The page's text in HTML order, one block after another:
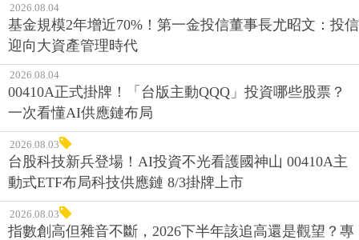
2026.08.04
基金規模2年增近70%！第一金投信董事長尤昭文：投信
迎向大資產管理時代
2026.08.04
00410A正式掛牌！「台版主動QQQ」投資哪些股票？
一次看懂AI供應鏈布局
2026.08.03
台股科技新兵登場！AI投資不光看護國神山 00410A主
動式ETF布局科技供應鏈 8/3掛牌上市
2026.08.03
指數創高但雜音不斷，2026下半年該追高還是觀望？專